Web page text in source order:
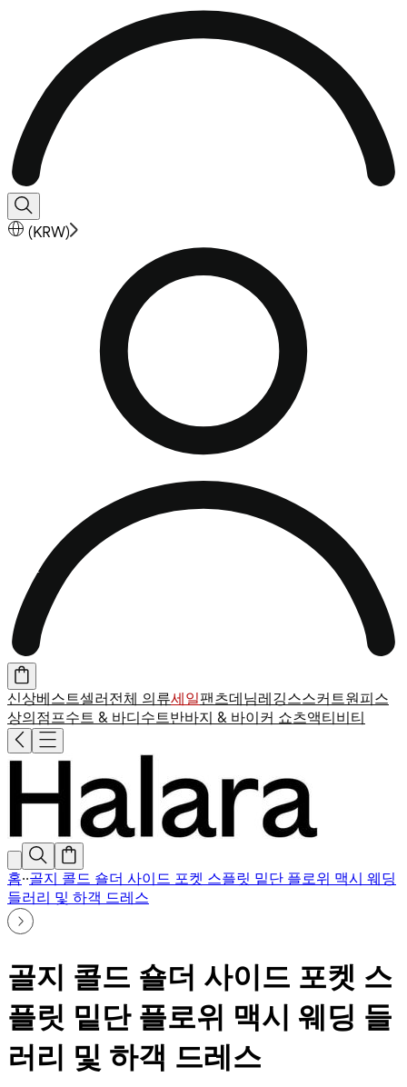
(KRW)
신상베스트셀러 전체 의류세일팬츠데님레깅스스커트원피스
상의 점프수트 & 바디수트반바지 & 바이커 쇼츠액티비티
홈··골지 콜드 숄더 사이드 포켓 스플릿 밑단 플로위 맥시 웨딩
들러리 및 하객 드레스
골지 콜드 숄더 사이드 포켓 스
플릿 밑단 플로위 맥시 웨딩 들
러리 및 하객 드레스